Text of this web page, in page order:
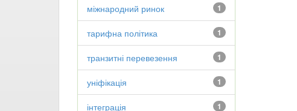
1
міжнародний ринок
1
тарифна політика
1
транзитні перевезення
1
уніфікація
1
інтеграція